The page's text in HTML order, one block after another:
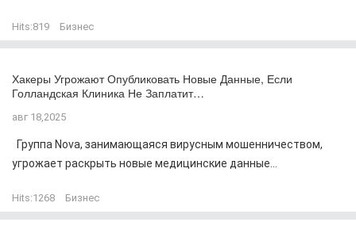
Hits:819 Бизнес
Хакеры Угрожают Опубликовать Новые Данные, Если
Голландская Клиника Не Заплатит…
авг 18,2025
Группа Nova, занимающаяся вирусным мошенничеством,
угрожает раскрыть новые медицинские данные...
Hits:1268 Бизнес